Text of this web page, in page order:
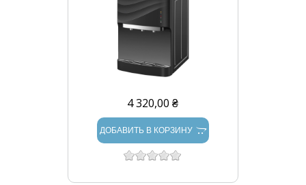
4 320,00 ₴
ДОБАВИТЬ В КОРЗИНУ